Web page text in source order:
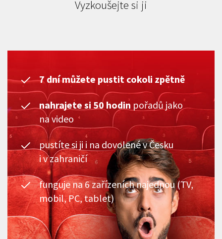
Vyzkoušejte si ji
7 dní můžete pustit cokoli zpětně
nahrajete si 50 hodin pořadů jako
na video
pustíte si ji i na dovolené v Česku
i v zahraničí
funguje na 6 zařízeních najednou (TV,
mobil, PC, tablet)